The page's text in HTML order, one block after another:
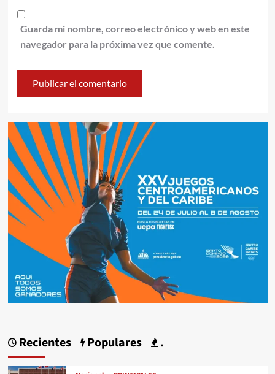
Guarda mi nombre, correo electrónico y web en este
navegador para la próxima vez que comente.
Recientes Populares .